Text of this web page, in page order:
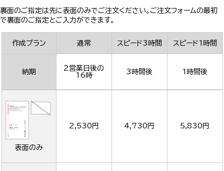
裏面のご指定は先に表面のみでご注文ください。ご注文フォームの最初
で裏面のご指定とご入力ができます。
作成プラン 通常 スピード3時間 スピード1時間
納期
2営業日後の
16時
3時間後 1時間後
表面のみ
2,530円 4,730円 5,830円